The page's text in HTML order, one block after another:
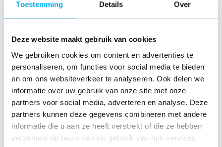
Toestemming Details Over
Deze website maakt gebruik van cookies
We gebruiken cookies om content en advertenties te
personaliseren, om functies voor social media te bieden
en om ons websiteverkeer te analyseren. Ook delen we
informatie over uw gebruik van onze site met onze
partners voor social media, adverteren en analyse. Deze
partners kunnen deze gegevens combineren met andere
informatie die u aan ze heeft verstrekt of die ze hebben
verzameld op basis van uw gebruik van hun services.
voordoet.